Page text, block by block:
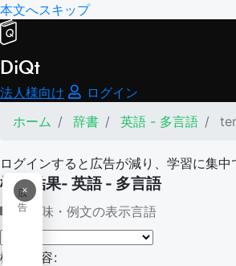
本文へスキップ
DiQt
法人様向け
ログイン
ホーム
辞書 英語 - 多言語
ログインすると広告が減り、学習に集中
×
広
告
検索結果- 英語 - 多言語
意味・例文の表示言語
検索内容: